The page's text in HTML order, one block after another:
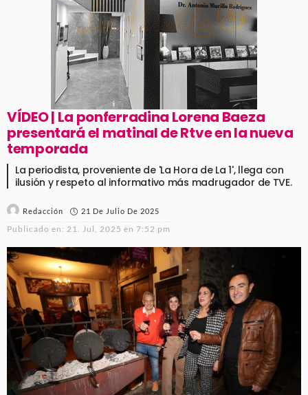
VÍDEO | La ponferradina Lorena Baeza
presentará el matinal de Rtve en la nueva
temporada
La periodista, proveniente de 'La Hora de La 1', llega con
ilusión y respeto al informativo más madrugador de TVE.
Redacción 21 De Julio De 2025
Publicado en: 21. Jul, 2025 en 7:52 pm